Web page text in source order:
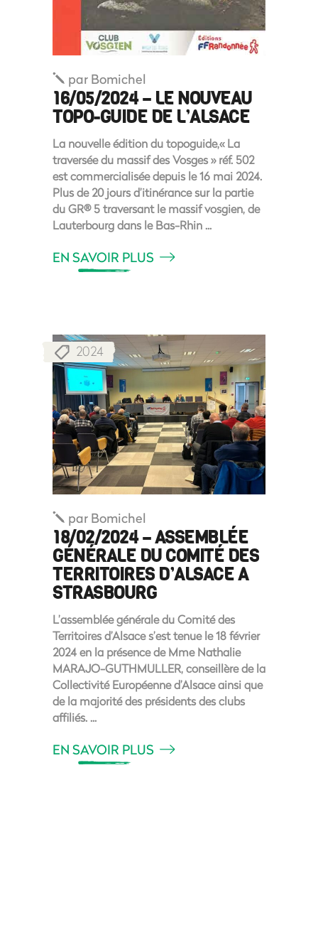
par Bomichel
16/05/2024 – LE NOUVEAU
TOPO-GUIDE DE L’ALSACE
La nouvelle édition du topoguide,« La
traversée du massif des Vosges » réf. 502
est commercialisée depuis le 16 mai 2024.
Plus de 20 jours d’itinérance sur la partie
du GR® 5 traversant le massif vosgien, de
Lauterbourg dans le Bas-Rhin
EN SAVOIR PLUS
2024
par Bomichel
18/02/2024 – ASSEMBLÉE
GÉNÉRALE DU COMITÉ DES
TERRITOIRES D’ALSACE A
STRASBOURG
L’assemblée générale du Comité des
Territoires d’Alsace s’est tenue le 18 février
2024 en la présence de Mme Nathalie
MARAJO-GUTHMULLER, conseillère de la
Collectivité Européenne d’Alsace ainsi que
de la majorité des présidents des clubs
affiliés.
EN SAVOIR PLUS